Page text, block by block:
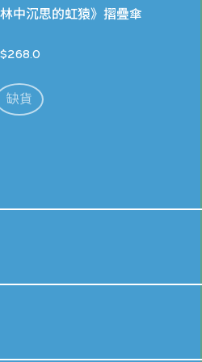
中沉思的虹猿》摺疊傘
$268.0
缺貨